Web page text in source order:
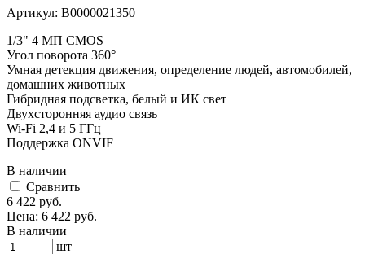
Артикул: В0000021350
1/3" 4 МП CMOS
Угол поворота 360°
Умная детекция движения, определение людей, автомобилей,
домашних животных
Гибридная подсветка, белый и ИК свет
Двухсторонняя аудио связь
Wi-Fi 2,4 и 5 ГГц
Поддержка ONVIF
В наличии
Cравнить
6 422 руб.
Цена: 6 422 руб.
В наличии
шт